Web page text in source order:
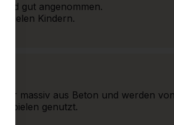
gut angenommen.
vielen Kindern.
massiv aus Beton und werden
Spielen genutzt.